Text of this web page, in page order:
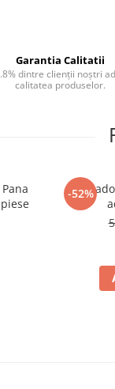
Garantia Calitatii
dintre clienții noștri
calitatea produselor.
-52%
Set